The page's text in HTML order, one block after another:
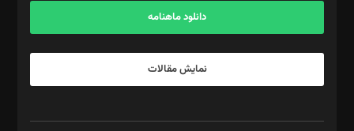
دانلود ماهنامه
نمایش مقالات